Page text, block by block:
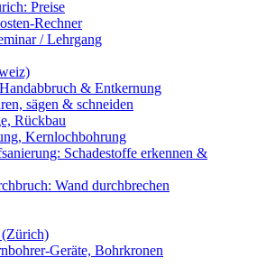
Preise
Rechner
/ Lehrgang
& Entkernung
sägen & schneiden
Rückbau
Kernlochbohrung
Schadestoffe erkennen &
Wand durchbrechen
(Zürich)
Geräte, Bohrkronen